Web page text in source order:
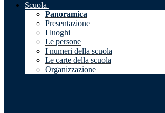
Scuola
Panoramica
Presentazione
I luoghi
Le persone
I numeri della scuola
Le carte della scuola
Organizzazione